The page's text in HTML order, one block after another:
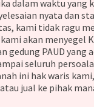
dalam waktu yang
nyata dan
kami tidak ragu
akan menyegel
gedung PAUD yang
seluruh
ini hak waris
jual ke pihak